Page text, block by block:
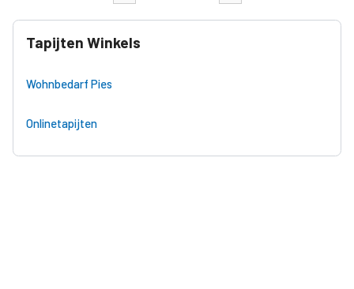
Tapijten Winkels
Wohnbedarf Pies
Onlinetapijten